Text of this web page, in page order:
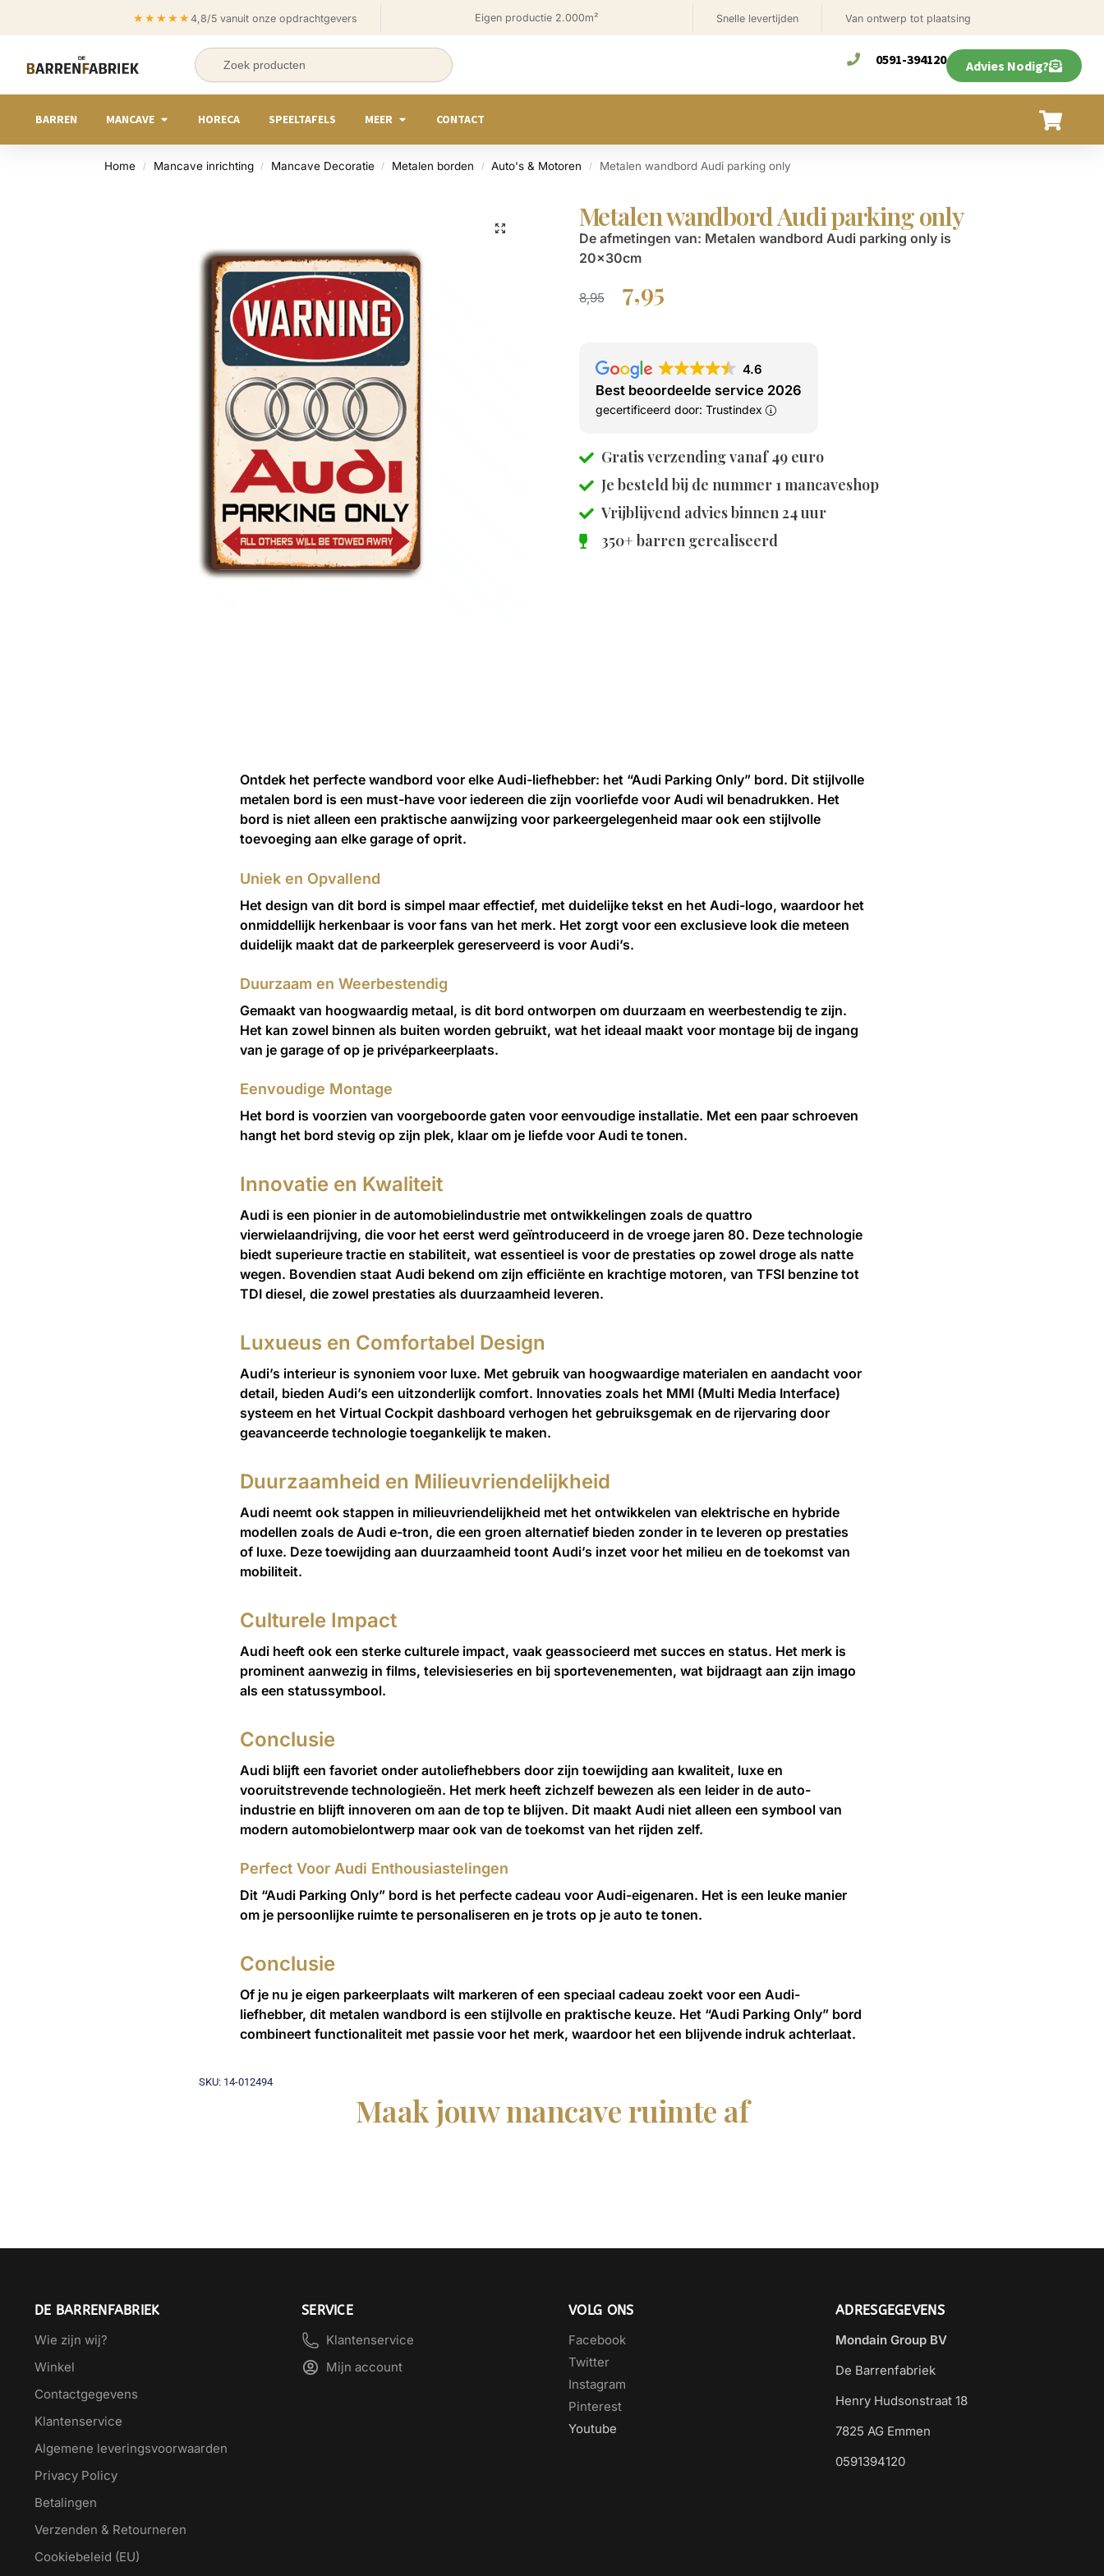
★★★★★ 4,8/5 vanuit onze opdrachtgevers Eigen productie 2.000m² Snelle levertijden Van ontwerp tot plaatsing
Advies Nodig?
0591-394120
BARREN MANCAVE HORECA SPEELTAFELS MEER CONTACT
Home / Mancave inrichting / Mancave Decoratie / Metalen borden / Auto's & Motoren / Metalen wandbord Audi parking only
Metalen wandbord Audi parking only
De afmetingen van: Metalen wandbord Audi parking only is
20x30cm
8,95 7,95
4.6
Best beoordeelde service 2026
gecertificeerd door: Trustindex
Gratis verzending vanaf 49 euro
Je besteld bij de nummer 1 mancaveshop
Vrijblijvend advies binnen 24 uur
350+ barren gerealiseerd
Ontdek het perfecte wandbord voor elke Audi-liefhebber: het “Audi Parking Only” bord. Dit stijlvolle
metalen bord is een must-have voor iedereen die zijn voorliefde voor Audi wil benadrukken. Het
bord is niet alleen een praktische aanwijzing voor parkeergelegenheid maar ook een stijlvolle
toevoeging aan elke garage of oprit.
Uniek en Opvallend
Het design van dit bord is simpel maar effectief, met duidelijke tekst en het Audi-logo, waardoor het
onmiddellijk herkenbaar is voor fans van het merk. Het zorgt voor een exclusieve look die meteen
duidelijk maakt dat de parkeerplek gereserveerd is voor Audi’s.
Duurzaam en Weerbestendig
Gemaakt van hoogwaardig metaal, is dit bord ontworpen om duurzaam en weerbestendig te zijn.
Het kan zowel binnen als buiten worden gebruikt, wat het ideaal maakt voor montage bij de ingang
van je garage of op je privéparkeerplaats.
Eenvoudige Montage
Het bord is voorzien van voorgeboorde gaten voor eenvoudige installatie. Met een paar schroeven
hangt het bord stevig op zijn plek, klaar om je liefde voor Audi te tonen.
Innovatie en Kwaliteit
Audi is een pionier in de automobielindustrie met ontwikkelingen zoals de quattro
vierwielaandrijving, die voor het eerst werd geïntroduceerd in de vroege jaren 80. Deze technologie
biedt superieure tractie en stabiliteit, wat essentieel is voor de prestaties op zowel droge als natte
wegen. Bovendien staat Audi bekend om zijn efficiënte en krachtige motoren, van TFSI benzine tot
TDI diesel, die zowel prestaties als duurzaamheid leveren.
Luxueus en Comfortabel Design
Audi’s interieur is synoniem voor luxe. Met gebruik van hoogwaardige materialen en aandacht voor
detail, bieden Audi’s een uitzonderlijk comfort. Innovaties zoals het MMI (Multi Media Interface)
systeem en het Virtual Cockpit dashboard verhogen het gebruiksgemak en de rijervaring door
geavanceerde technologie toegankelijk te maken.
Duurzaamheid en Milieuvriendelijkheid
Audi neemt ook stappen in milieuvriendelijkheid met het ontwikkelen van elektrische en hybride
modellen zoals de Audi e-tron, die een groen alternatief bieden zonder in te leveren op prestaties
of luxe. Deze toewijding aan duurzaamheid toont Audi’s inzet voor het milieu en de toekomst van
mobiliteit.
Culturele Impact
Audi heeft ook een sterke culturele impact, vaak geassocieerd met succes en status. Het merk is
prominent aanwezig in films, televisieseries en bij sportevenementen, wat bijdraagt aan zijn imago
als een statussymbool.
Conclusie
Audi blijft een favoriet onder autoliefhebbers door zijn toewijding aan kwaliteit, luxe en
vooruitstrevende technologieën. Het merk heeft zichzelf bewezen als een leider in de auto-
industrie en blijft innoveren om aan de top te blijven. Dit maakt Audi niet alleen een symbool van
modern automobielontwerp maar ook van de toekomst van het rijden zelf.
Perfect Voor Audi Enthousiastelingen
Dit “Audi Parking Only” bord is het perfecte cadeau voor Audi-eigenaren. Het is een leuke manier
om je persoonlijke ruimte te personaliseren en je trots op je auto te tonen.
Conclusie
Of je nu je eigen parkeerplaats wilt markeren of een speciaal cadeau zoekt voor een Audi-
liefhebber, dit metalen wandbord is een stijlvolle en praktische keuze. Het “Audi Parking Only” bord
combineert functionaliteit met passie voor het merk, waardoor het een blijvende indruk achterlaat.
SKU: 14-012494
Maak jouw mancave ruimte af
DE BARRENFABRIEK
Wie zijn wij?
Winkel
Contactgegevens
Klantenservice
Algemene leveringsvoorwaarden
Privacy Policy
Betalingen
Verzenden & Retourneren
Cookiebeleid (EU)
SERVICE
Klantenservice
Mijn account
VOLG ONS
Facebook
Twitter
Instagram
Pinterest
Youtube
ADRESGEGEVENS
Mondain Group BV
De Barrenfabriek
Henry Hudsonstraat 18
7825 AG Emmen
0591394120